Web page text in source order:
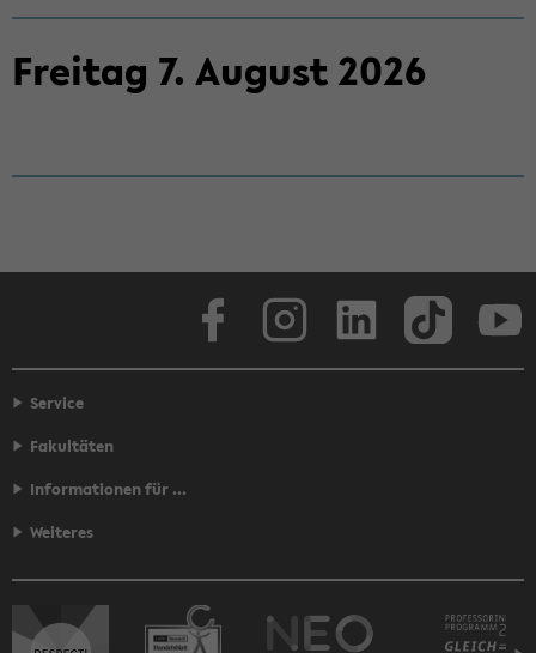
Frei­tag 7. Au­gust2026
Face­book
Service
Fakultäten
Informationen für ...
Weiteres